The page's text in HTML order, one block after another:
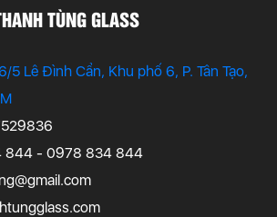
TÙNG GLASS
5 Lê Đình Cẩn, Khu phố 6, P. Tân Tạo,
844 - 0978 834 844